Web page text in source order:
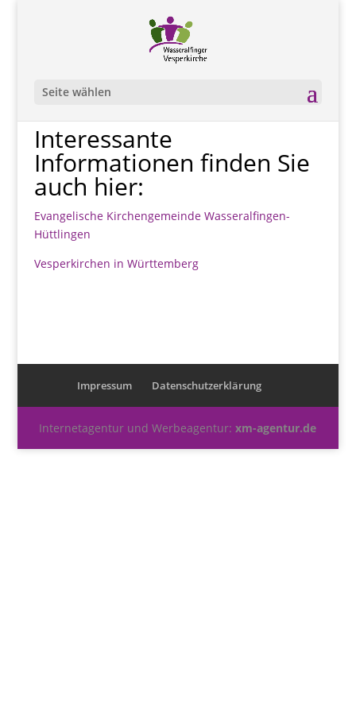
Seite wählen
Interessante
Informationen finden Sie
auch hier:
Evangelische Kirchengemeinde Wasseralfingen-
Hüttlingen
Vesperkirchen in Württemberg
Impressum Datenschutzerklärung
Internetagentur und Werbeagentur:xm-agentur.de